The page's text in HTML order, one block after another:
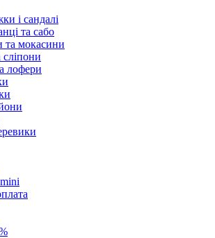
і сандалі
та сабо
та мокасини
лофери